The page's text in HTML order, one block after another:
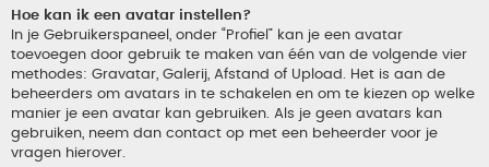
Hoe kan ik een avatar instellen?
In je Gebruikerspaneel, onder “Profiel” kan je een avatar
toevoegen door gebruik te maken van één van de volgende vier
methodes: Gravatar, Galerij, Afstand of Upload. Het is aan de
beheerders om avatars in te schakelen en om te kiezen op welke
manier je een avatar kan gebruiken. Als je geen avatars kan
gebruiken, neem dan contact op met een beheerder voor je
vragen hierover.